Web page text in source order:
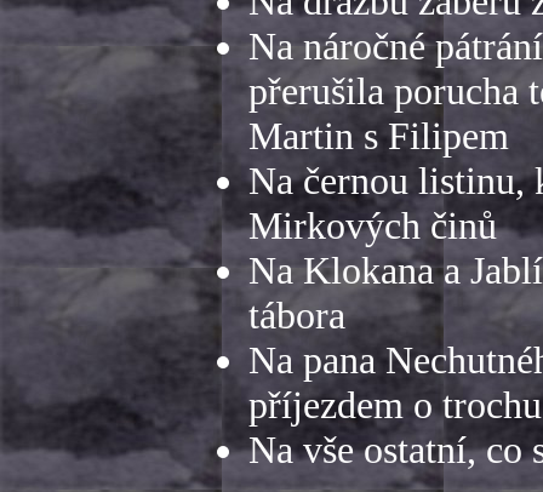
Na náročné
přerušila porucha
Martin s Filipem
Na černou listinu,
Mirkových činů
Na Klokana a
tábora
Na pana
příjezdem o
Na vše ostatní, co